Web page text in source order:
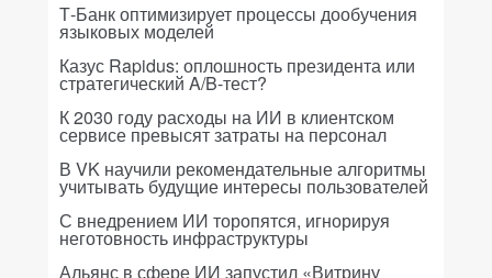
Т-Банк оптимизирует процессы дообучения
языковых моделей
Казус Rapidus: оплошность президента или
стратегический A/B-тест?
К 2030 году расходы на ИИ в клиентском
сервисе превысят затраты на персонал
В VK научили рекомендательные алгоритмы
учитывать будущие интересы пользователей
С внедрением ИИ торопятся, игнорируя
неготовность инфраструктуры
Альянс в сфере ИИ запустил «Витрину